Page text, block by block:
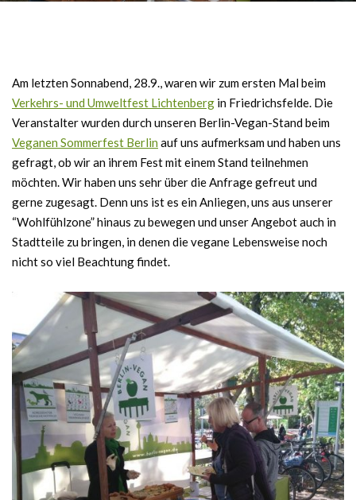
Am letzten Sonnabend, 28.9., waren wir zum ersten Mal beim
Verkehrs- und Umweltfest Lichtenberg in Friedrichsfelde. Die
Veranstalter wurden durch unseren Berlin-Vegan-Stand beim
Veganen Sommerfest Berlin auf uns aufmerksam und haben uns
gefragt, ob wir an ihrem Fest mit einem Stand teilnehmen
möchten. Wir haben uns sehr über die Anfrage gefreut und
gerne zugesagt. Denn uns ist es ein Anliegen, uns aus unserer
“Wohlfühlzone” hinaus zu bewegen und unser Angebot auch in
Stadtteile zu bringen, in denen die vegane Lebensweise noch
nicht so viel Beachtung findet.